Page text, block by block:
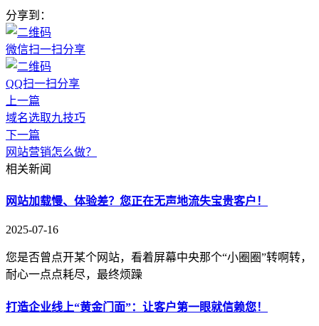
分享到：
微信扫一扫分享
QQ扫一扫分享
上一篇
域名选取九技巧
下一篇
网站营销怎么做？
相关新闻
网站加载慢、体验差？您正在无声地流失宝贵客户！
2025-07-16
您是否曾点开某个网站，看着屏幕中央那个“小圈圈”转啊转，
耐心一点点耗尽，最终烦躁
打造企业线上“黄金门面”：让客户第一眼就信赖您！